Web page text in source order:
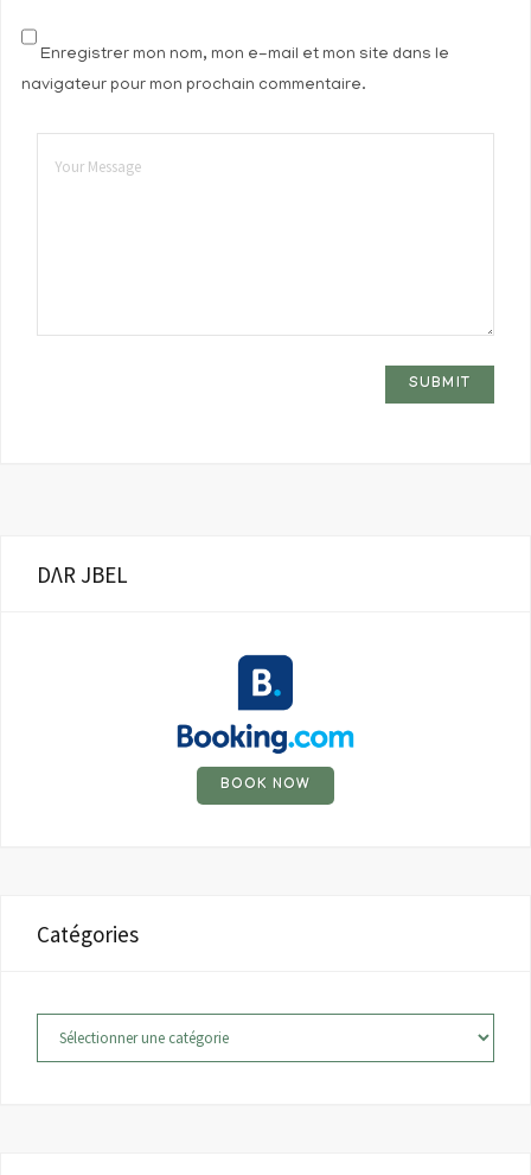
Enregistrer mon nom, mon e-mail et mon site dans le
navigateur pour mon prochain commentaire.
DΛR JBEL
BOOK NOW
Catégories
Catégories